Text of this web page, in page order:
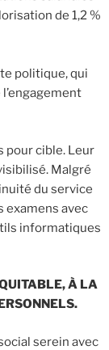
de 1,2 %
politique, qui
pour cible. Leur
Malgré
du service
examens avec
informatiques
À LA
serein avec